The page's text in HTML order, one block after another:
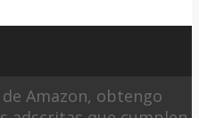
Amazon, obtengo